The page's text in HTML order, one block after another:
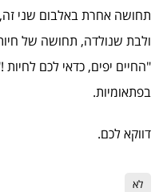
תחושה אחרת באלבום שני
ולבת שנולדה, תחושה של
"החיים יפים, כדאי לכם
בפתאומיות.
דווקא לכם.
לא